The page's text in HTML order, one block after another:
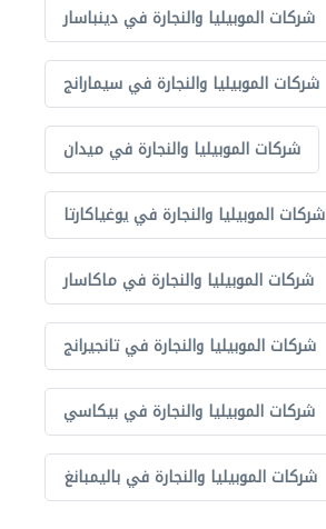
شركات الموبيليا والنجارة في دينباسار
شركات الموبيليا والنجارة في سيمارانج
شركات الموبيليا والنجارة في ميدان
شركات الموبيليا والنجارة في يوغياكارتا
شركات الموبيليا والنجارة في ماكاسار
شركات الموبيليا والنجارة في تانجيرانج
شركات الموبيليا والنجارة في بيكاسي
شركات الموبيليا والنجارة في باليمبانغ